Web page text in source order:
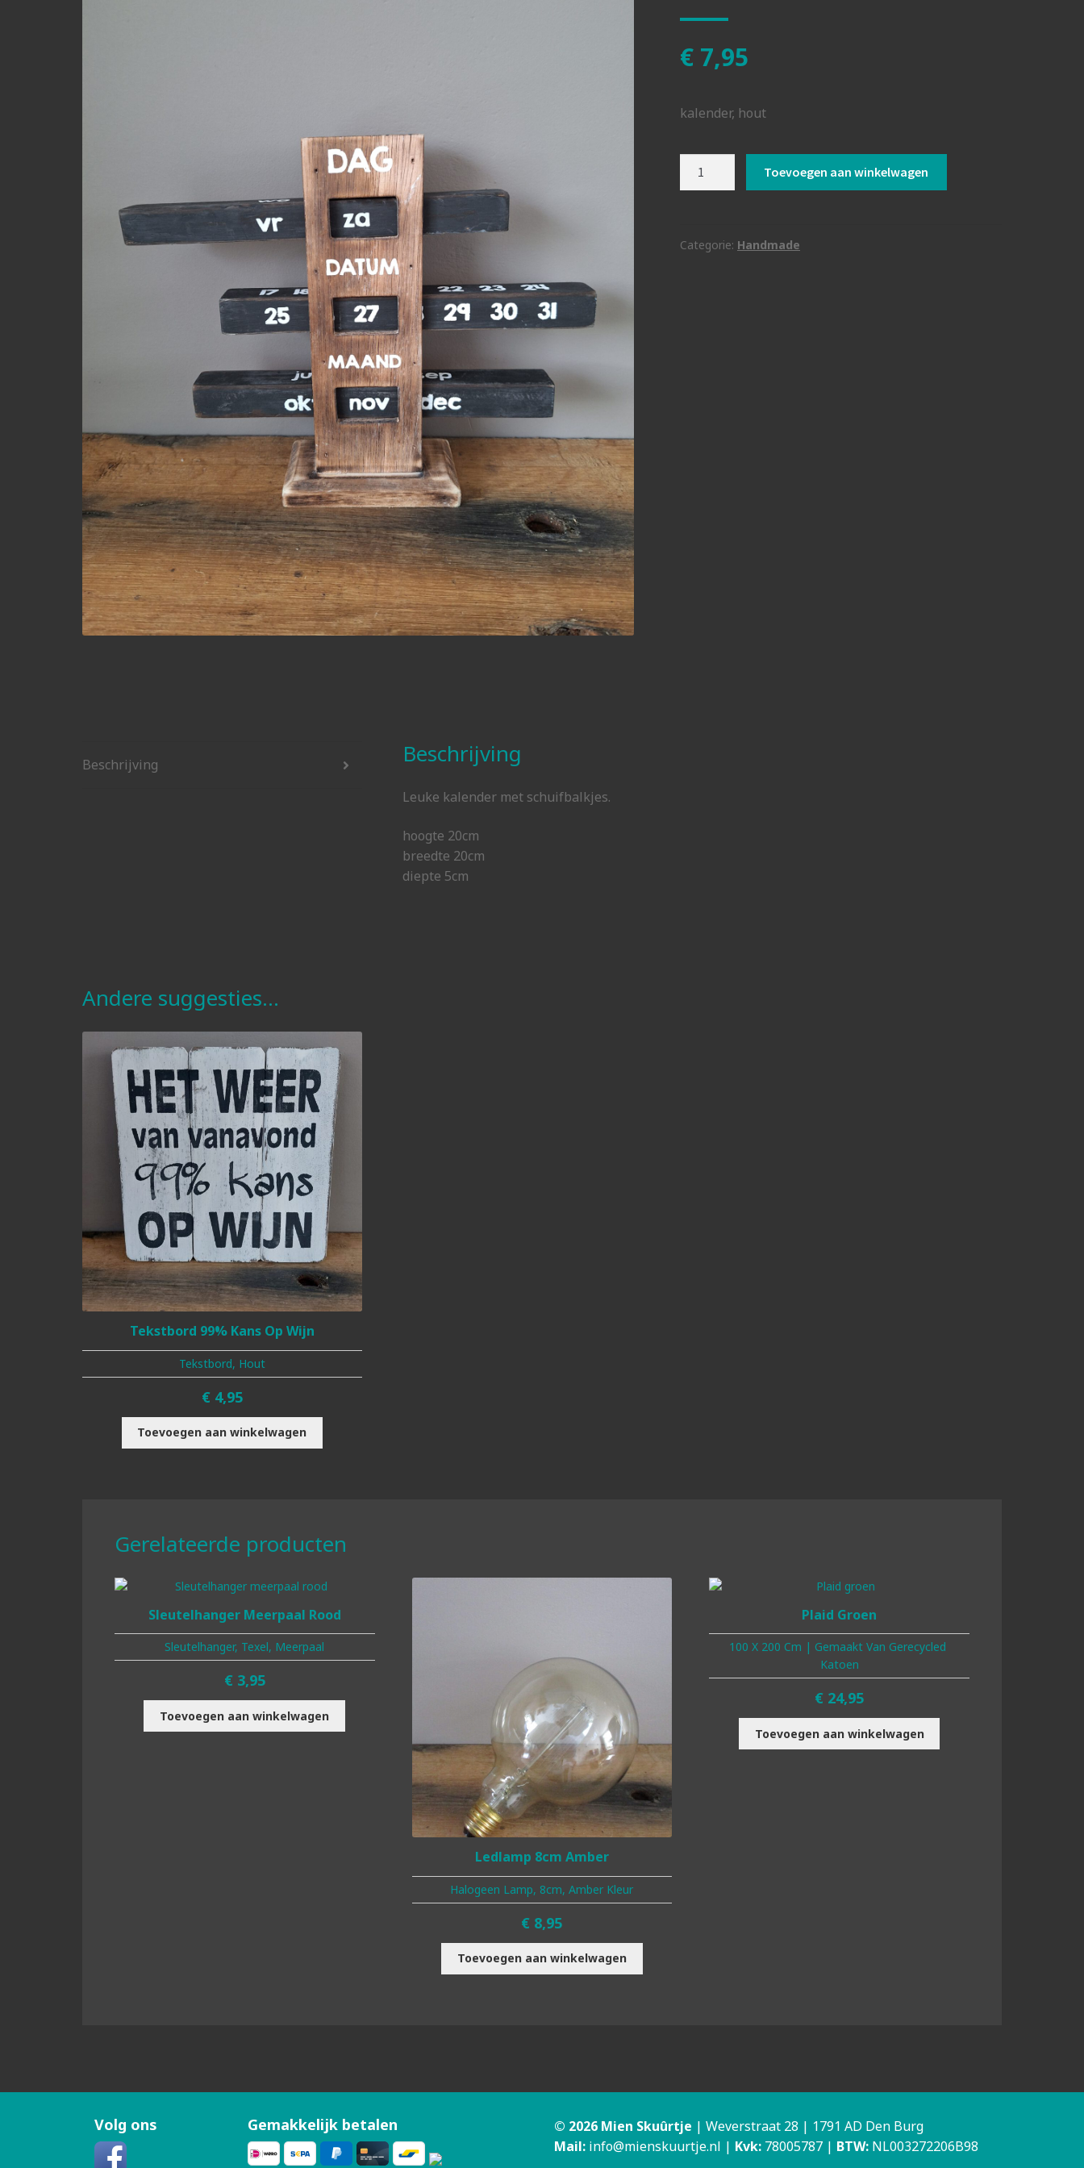
€ 7,95
kalender, hout
Toevoegen aan winkelwagen
Categorie: Handmade
Beschrijving Beschrijving
Leuke kalender met schuifbalkjes.
hoogte 20cm
breedte 20cm
diepte 5cm
Andere suggesties…
Tekstbord 99% Kans Op Wijn
Tekstbord, Hout
€ 4,95
Toevoegen aan winkelwagen
Gerelateerde producten
Sleutelhanger Meerpaal Rood
Sleutelhanger, Texel, Meerpaal
€ 3,95
Toevoegen aan winkelwagen
Ledlamp 8cm Amber
Halogeen Lamp, 8cm, Amber Kleur
€ 8,95
Toevoegen aan winkelwagen
Plaid Groen
100 X 200 Cm | Gemaakt Van Gerecycled
Katoen
€ 24,95
Toevoegen aan winkelwagen
Volg ons Gemakkelijk betalen © 2026 Mien Skuûrtje | Weverstraat 28 | 1791 AD Den Burg
Mail: info@mienskuurtje.nl | Kvk: 78005787 | BTW: NL003272206B98